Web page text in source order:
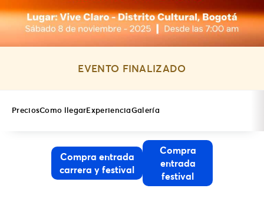
EVENTO FINALIZADO
PreciosComo llegarExperienciaGalería
Compra entrada
carrera y festival
Compra
entrada
festival